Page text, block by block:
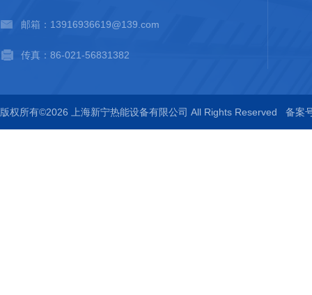
邮箱：13916936619@139.com
传真：86-021-56831382
版权所有©2026 上海新宁热能设备有限公司 All Rights Reserved 备案